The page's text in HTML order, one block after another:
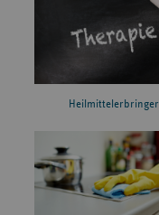
Heilmittelerbringer